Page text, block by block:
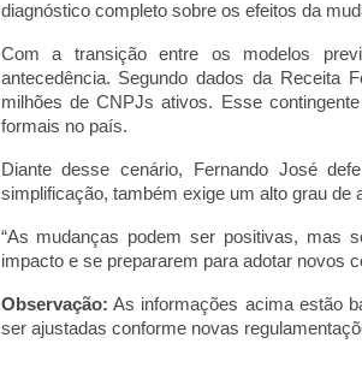
diagnóstico completo sobre os efeitos da
Com a transição entre os modelos
antecedência. Segundo dados da Receita
milhões de CNPJs ativos. Esse
formais no país.
Diante desse cenário, Fernando José
simplificação, também exige um alto grau de
“As mudanças podem ser positivas, mas
impacto e se prepararem para adotar novos
Observação: As informações acima estão
ser ajustadas conforme novas